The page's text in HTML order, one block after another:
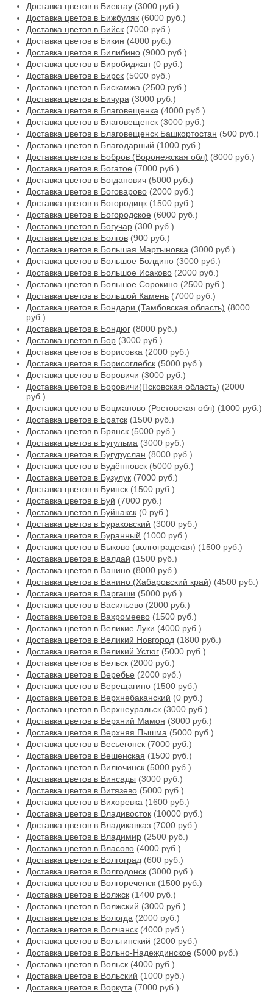
Доставка цветов в Биектау (3000 руб.)
Доставка цветов в Бижбуляк (6000 руб.)
Доставка цветов в Бийск (7000 руб.)
Доставка цветов в Бикин (4000 руб.)
Доставка цветов в Билибино (9000 руб.)
Доставка цветов в Биробиджан (0 руб.)
Доставка цветов в Бирск (5000 руб.)
Доставка цветов в Бискамжа (2500 руб.)
Доставка цветов в Бичура (3000 руб.)
Доставка цветов в Благовещенка (4000 руб.)
Доставка цветов в Благовещенск (3000 руб.)
Доставка цветов в Благовещенск Башкортостан (500 руб.)
Доставка цветов в Благодарный (1000 руб.)
Доставка цветов в Бобров (Воронежская обл) (8000 руб.)
Доставка цветов в Богатое (7000 руб.)
Доставка цветов в Богданович (5000 руб.)
Доставка цветов в Боговарово (2000 руб.)
Доставка цветов в Богородицк (1500 руб.)
Доставка цветов в Богородское (6000 руб.)
Доставка цветов в Богучар (300 руб.)
Доставка цветов в Болгов (900 руб.)
Доставка цветов в Большая Мартыновка (3000 руб.)
Доставка цветов в Большое Болдино (3000 руб.)
Доставка цветов в Большое Исаково (2000 руб.)
Доставка цветов в Большое Сорокино (2500 руб.)
Доставка цветов в Большой Камень (7000 руб.)
Доставка цветов в Бондари (Тамбовская область) (8000
руб.)
Доставка цветов в Бондюг (8000 руб.)
Доставка цветов в Бор (3000 руб.)
Доставка цветов в Борисовка (2000 руб.)
Доставка цветов в Борисоглебск (5000 руб.)
Доставка цветов в Боровичи (3000 руб.)
Доставка цветов в Боровичи(Псковская область) (2000
руб.)
Доставка цветов в Боцманово (Ростовская обл) (1000 руб.)
Доставка цветов в Братск (1500 руб.)
Доставка цветов в Брянск (5000 руб.)
Доставка цветов в Бугульма (3000 руб.)
Доставка цветов в Бугуруслан (8000 руб.)
Доставка цветов в Будённовск (5000 руб.)
Доставка цветов в Бузулук (7000 руб.)
Доставка цветов в Буинск (1500 руб.)
Доставка цветов в Буй (7000 руб.)
Доставка цветов в Буйнакск (0 руб.)
Доставка цветов в Бураковский (3000 руб.)
Доставка цветов в Буранный (1000 руб.)
Доставка цветов в Быково (волгоградская) (1500 руб.)
Доставка цветов в Валдай (1500 руб.)
Доставка цветов в Ванино (8000 руб.)
Доставка цветов в Ванино (Хабаровский край) (4500 руб.)
Доставка цветов в Варгаши (5000 руб.)
Доставка цветов в Васильево (2000 руб.)
Доставка цветов в Вахромеево (1500 руб.)
Доставка цветов в Великие Луки (4000 руб.)
Доставка цветов в Великий Новгород (1800 руб.)
Доставка цветов в Великий Устюг (5000 руб.)
Доставка цветов в Вельск (2000 руб.)
Доставка цветов в Веребье (2000 руб.)
Доставка цветов в Верещагино (1500 руб.)
Доставка цветов в Верхнебаканский (0 руб.)
Доставка цветов в Верхнеуральск (3000 руб.)
Доставка цветов в Верхний Мамон (3000 руб.)
Доставка цветов в Верхняя Пышма (5000 руб.)
Доставка цветов в Весьегонск (7000 руб.)
Доставка цветов в Вешенская (1500 руб.)
Доставка цветов в Вилючинск (5000 руб.)
Доставка цветов в Винсады (3000 руб.)
Доставка цветов в Витязево (5000 руб.)
Доставка цветов в Вихоревка (1600 руб.)
Доставка цветов в Владивосток (10000 руб.)
Доставка цветов в Владикавказ (7000 руб.)
Доставка цветов в Владимир (2500 руб.)
Доставка цветов в Власово (4000 руб.)
Доставка цветов в Волгоград (600 руб.)
Доставка цветов в Волгодонск (3000 руб.)
Доставка цветов в Волгореченск (1500 руб.)
Доставка цветов в Волжск (1400 руб.)
Доставка цветов в Волжский (3000 руб.)
Доставка цветов в Вологда (2000 руб.)
Доставка цветов в Волчанск (4000 руб.)
Доставка цветов в Вольгинский (2000 руб.)
Доставка цветов в Вольно-Надеждинское (5000 руб.)
Доставка цветов в Вольск (4000 руб.)
Доставка цветов в Вольский (1000 руб.)
Доставка цветов в Воркута (7000 руб.)